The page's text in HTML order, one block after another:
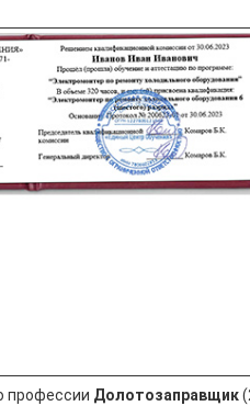
профессии Долотозаправщик